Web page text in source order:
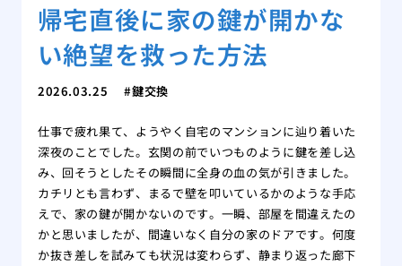
帰宅直後に家の鍵が開かな
い絶望を救った方法
2026.03.25 鍵交換
仕事で疲れ果て、ようやく自宅のマンションに辿り着いた
深夜のことでした。玄関の前でいつものように鍵を差し込
み、回そうとしたその瞬間に全身の血の気が引きました。
カチリとも言わず、まるで壁を叩いているかのような手応
えで、家の鍵が開かないのです。一瞬、部屋を間違えたの
かと思いましたが、間違いなく自分の家のドアです。何度
か抜き差しを試みても状況は変わらず、静まり返った廊下